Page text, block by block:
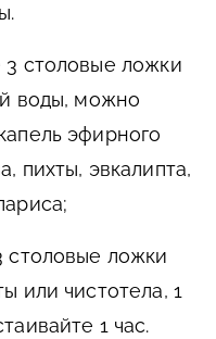
3 столовые ложки
воды, можно
эфирного
пихты, эвкалипта,
столовые ложки
или чистотела, 1
1 час.